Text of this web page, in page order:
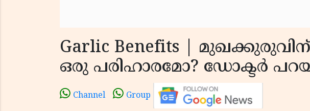
Garlic Benefits |
ഒരു പരിഹാരമോ? ഡോക്ടർ
Channel Group